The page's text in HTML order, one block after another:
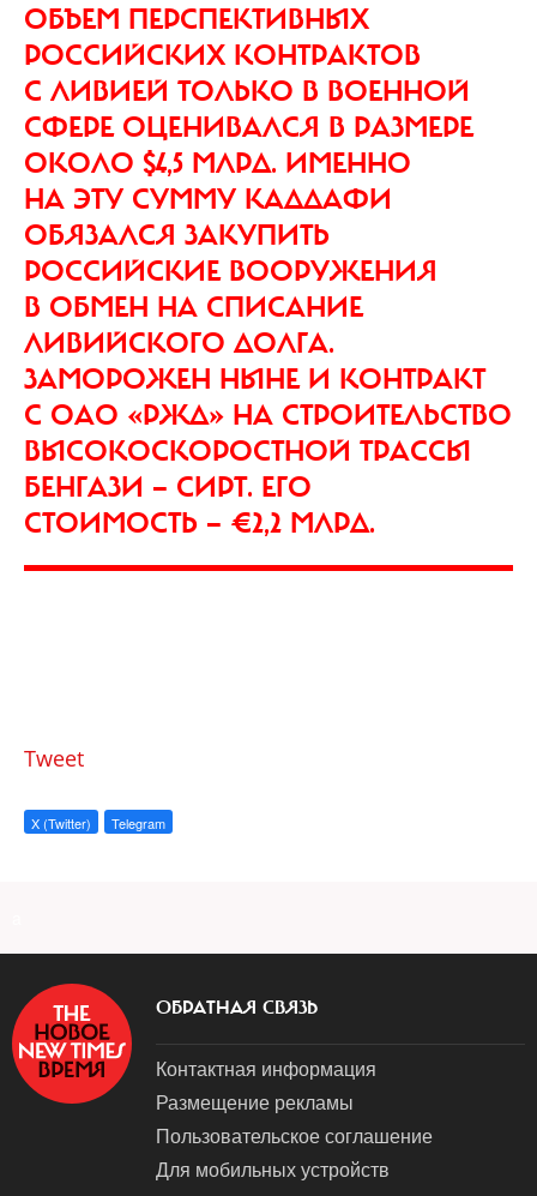
ОБЪЕМ ПЕРСПЕКТИВНЫХ
РОССИЙСКИХ КОНТРАКТОВ
С ЛИВИЕЙ ТОЛЬКО В ВОЕННОЙ
СФЕРЕ ОЦЕНИВАЛСЯ В РАЗМЕРЕ
ОКОЛО $4,5 МЛРД. ИМЕННО
НА ЭТУ СУММУ КАДДАФИ
ОБЯЗАЛСЯ ЗАКУПИТЬ
РОССИЙСКИЕ ВООРУЖЕНИЯ
В ОБМЕН НА СПИСАНИЕ
ЛИВИЙСКОГО ДОЛГА.
ЗАМОРОЖЕН НЫНЕ И КОНТРАКТ
С ОАО «РЖД» НА СТРОИТЕЛЬСТВО
ВЫСОКОСКОРОСТНОЙ ТРАССЫ
БЕНГАЗИ — СИРТ. ЕГО
СТОИМОСТЬ — €2,2 МЛРД.
Tweet
X (Twitter) Telegram
ОБРАТНАЯ СВЯЗЬ
Контактная информация
Размещение рекламы
Пользовательское соглашение
Для мобильных устройств